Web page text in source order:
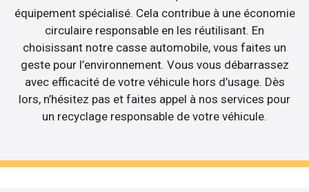
équipement spécialisé. Cela contribue à une économie
circulaire responsable en les réutilisant. En
choisissant notre casse automobile, vous faites un
geste pour l’environnement. Vous vous débarrassez
avec efficacité de votre véhicule hors d’usage. Dès
lors, n’hésitez pas et faites appel à nos services pour
un recyclage responsable de votre véhicule.